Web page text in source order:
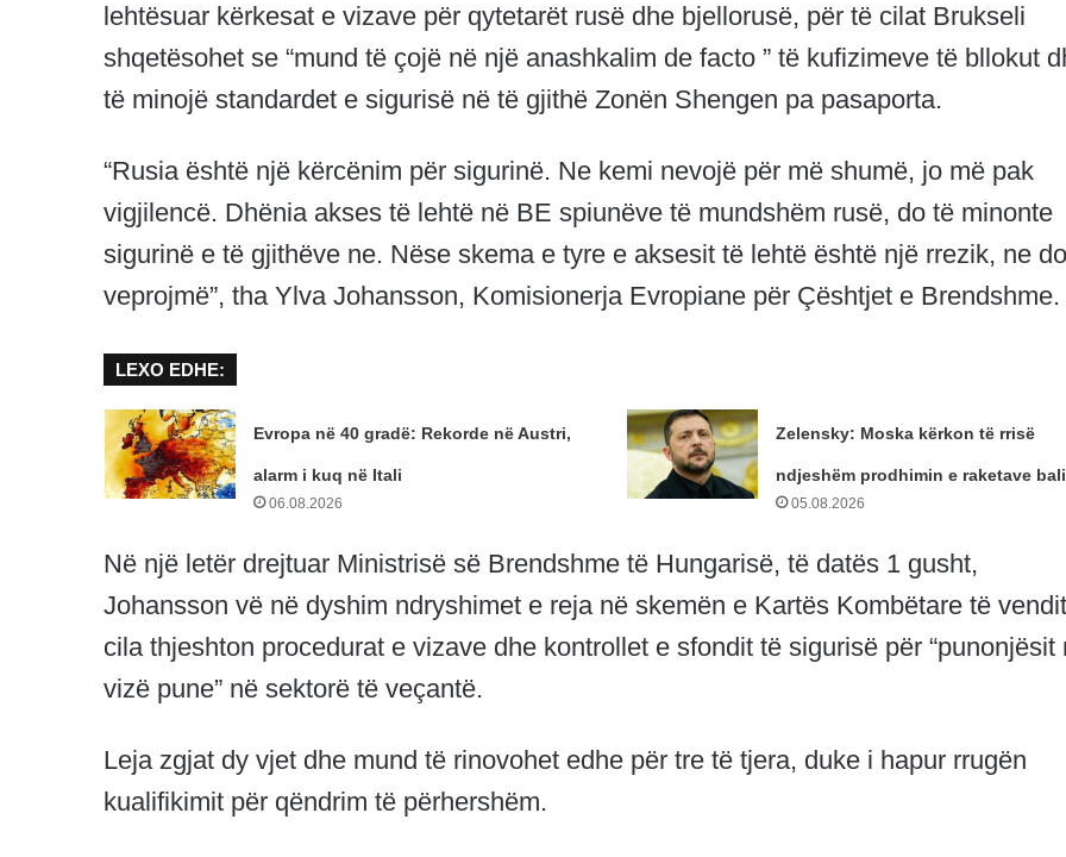
lehtësuar kërkesat e vizave për qytetarët rusë dhe bjellorusë, për të cilat Brukseli
shqetësohet se “mund të çojë në një anashkalim de facto ” të kufizimeve të bllokut
të minojë standardet e sigurisë në të gjithë Zonën Shengen pa pasaporta.
“Rusia është një kërcënim për sigurinë. Ne kemi nevojë për më shumë, jo më pak
vigjilencë. Dhënia akses të lehtë në BE spiunëve të mundshëm rusë, do të minonte
sigurinë e të gjithëve ne. Nëse skema e tyre e aksesit të lehtë është një rrezik, ne
veprojmë”, tha Ylva Johansson, Komisionerja Evropiane për Çështjet e Brendshme.
LEXO EDHE:
Evropa në 40 gradë: Rekorde në Austri,
alarm i kuq në Itali
06.08.2026
Zelensky: Moska kërkon të rrisë
ndjeshëm prodhimin e raketave
05.08.2026
Në një letër drejtuar Ministrisë së Brendshme të Hungarisë, të datës 1 gusht,
Johansson vë në dyshim ndryshimet e reja në skemën e Kartës Kombëtare të
cila thjeshton procedurat e vizave dhe kontrollet e sfondit të sigurisë për “punonjësit
vizë pune” në sektorë të veçantë.
Leja zgjat dy vjet dhe mund të rinovohet edhe për tre të tjera, duke i hapur rrugën
kualifikimit për qëndrim të përhershëm.